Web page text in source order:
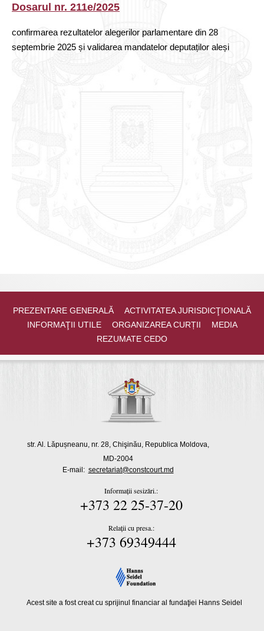
Dosarul nr. 211e/2025
confirmarea rezultatelor alegerilor parlamentare din 28
septembrie 2025 și validarea mandatelor deputaților aleși
PREZENTARE GENERALĂ
ACTIVITATEA JURISDICŢIONALĂ
INFORMAŢII UTILE
ORGANIZAREA CURȚII
MEDIA
REZUMATE CEDO
str. Al. Lăpușneanu, nr. 28, Chişinău, Republica Moldova,
MD-2004
E-mail: secretariat@constcourt.md
Informații sesizări.:
+373 22 25-37-20
Relații cu presa.:
+373 69349444
Acest site a fost creat cu sprijinul financiar al fundaţiei Hanns Seidel